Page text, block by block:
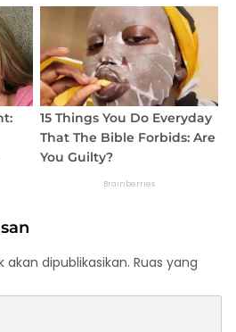
dipublikasikan. Ruas yang